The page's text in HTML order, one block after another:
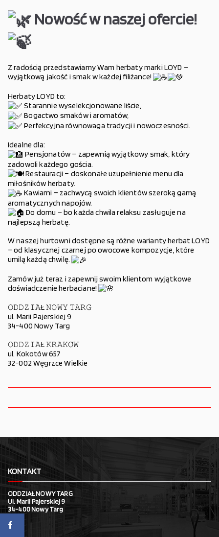
Nowość w naszej ofercie!
Z radością przedstawiamy Wam herbaty marki LOYD –
wyjątkową jakość i smak w każdej filiżance!
Herbaty LOYD to:
Starannie wyselekcjonowane liście,
Bogactwo smaków i aromatów,
Perfekcyjna równowaga tradycji i nowoczesności.
Idealne dla:
Pensjonatów – zapewnią wyjątkowy smak, który
zadowoli każdego gościa.
Restauracji – doskonałe uzupełnienie menu dla
miłośników herbaty.
Kawiarni – zachwycą swoich klientów szeroką gamą
aromatycznych napojów.
Do domu – bo każda chwila relaksu zasługuje na
najlepszą herbatę.
W naszej hurtowni dostępne są różne warianty herbat LOYD
– od klasycznej czarnej po owocowe kompozycje, które
umilą każdą chwilę.
Zamów już teraz i zapewnij swoim klientom wyjątkowe
doświadczenie herbaciane!
𝙾𝙳𝙳𝚉𝙸𝙰Ł 𝙽𝙾𝚆𝚈 𝚃𝙰𝚁𝙶
ul. Marii Pajerskiej 9
34-400 Nowy Targ
𝙾𝙳𝙳𝚉𝙸𝙰Ł 𝙺𝚁𝙰𝙺𝙾́𝚆
ul. Kokotów 657
32-002 Węgrzce Wielkie
Nawigacja
KONTAKT
ODDZIAŁ NOWY TARG
Ul. Marii Pajerskiej 9
34-400 Nowy Targ